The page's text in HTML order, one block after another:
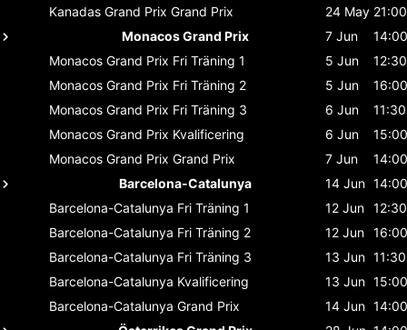
Kanadas Grand Prix Grand Prix 24 May 21:00
Monacos Grand Prix
7 Jun
14:00
Monacos Grand Prix Fri Träning 1 5 Jun
12:30
Monacos Grand Prix Fri Träning 2 5 Jun
16:00
Monacos Grand Prix Fri Träning 3 6 Jun
11:30
Monacos Grand Prix Kvalificering 6 Jun
15:00
Monacos Grand Prix Grand Prix 7 Jun
14:00
Barcelona-Catalunya
14 Jun 14:00
Barcelona-Catalunya Fri Träning 1 12 Jun 12:30
Barcelona-Catalunya Fri Träning 2 12 Jun 16:00
Barcelona-Catalunya Fri Träning 3 13 Jun 11:30
Barcelona-Catalunya Kvalificering 13 Jun 15:00
Barcelona-Catalunya Grand Prix 14 Jun 14:00